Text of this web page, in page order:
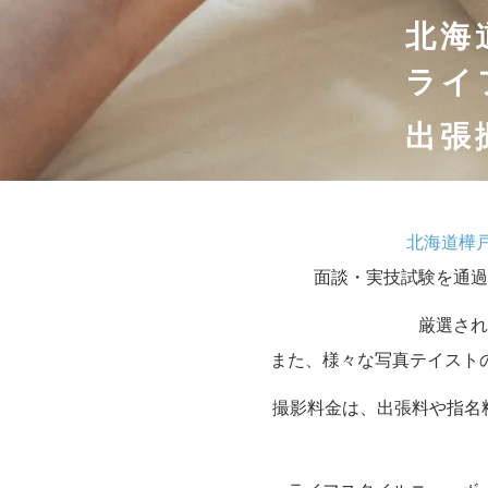
北海
ラ
出張
北海道樺
面談・実技試験を通
厳選さ
また、様々な写真テイス
撮影料金は、出張料や指